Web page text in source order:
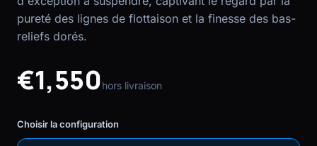
pureté des lignes de flottaison et la finesse des bas-
reliefs dorés.
€1,550hors livraison
Choisir la configuration